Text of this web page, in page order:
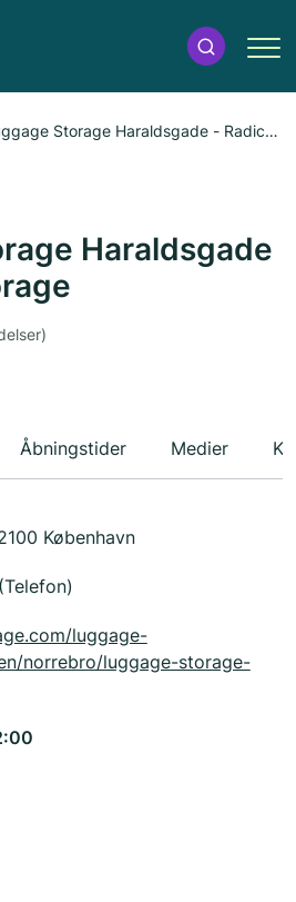
Storage Haraldsgade - Radical
Haraldsgade
Åbningstider Medier
København
(Telefon)
luggage-
norrebro/luggage-storage-